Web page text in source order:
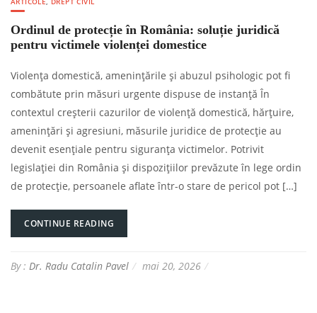
Ordinul de protecție în România: soluție juridică
pentru victimele violenței domestice
Violența domestică, amenințările și abuzul psihologic pot fi
combătute prin măsuri urgente dispuse de instanță În
contextul creșterii cazurilor de violență domestică, hărțuire,
amenințări și agresiuni, măsurile juridice de protecție au
devenit esențiale pentru siguranța victimelor. Potrivit
legislației din România și dispozițiilor prevăzute în lege ordin
de protecție, persoanele aflate într-o stare de pericol pot […]
CONTINUE READING
By : Dr. Radu Catalin Pavel mai 20, 2026